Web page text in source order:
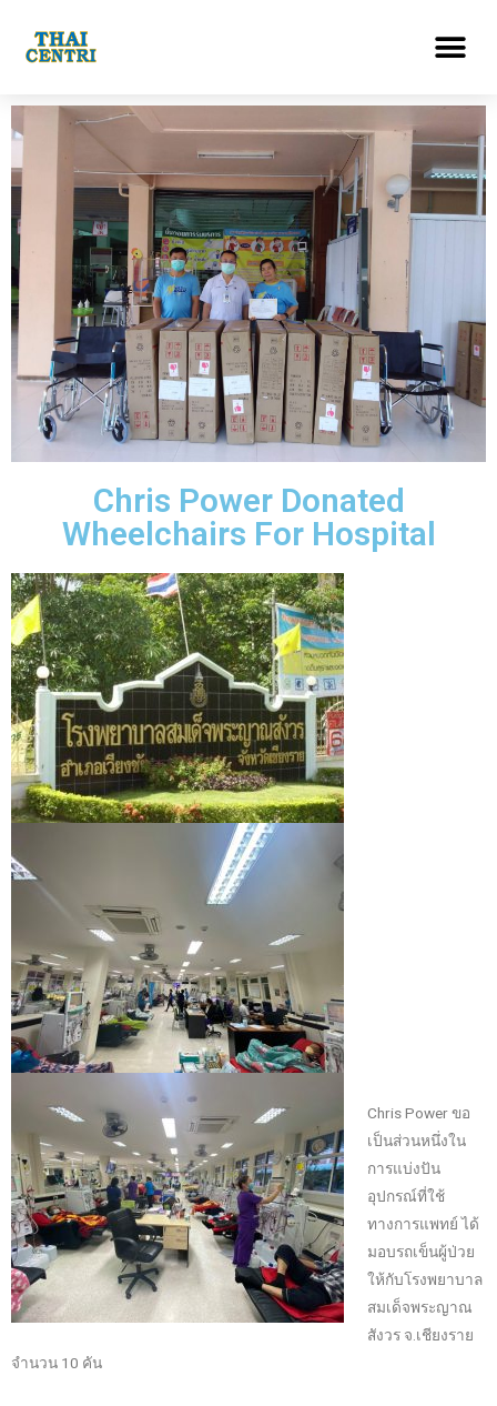
Chris Power Donated
Wheelchairs For Hospital
Chris Power ขอ
เป็นส่วนหนึ่งใน
การแบ่งปัน
อุปกรณ์ที่ใช้
ทางการแพทย์ ได้
มอบรถเข็นผู้ป่วย
ให้กับโรงพยาบาล
สมเด็จพระญาณ
สังวร จ.เชียงราย
จำนวน 10 คัน